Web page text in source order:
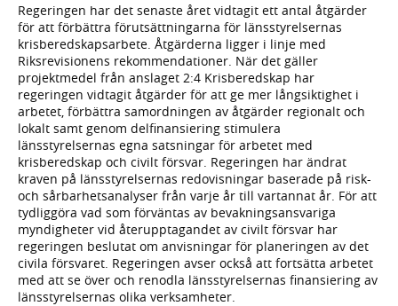
Regeringen har det senaste året vidtagit ett antal åtgärder
för att förbättra förutsättningarna för länsstyrelsernas
krisberedskapsarbete. Åtgärderna ligger i linje med
Riksrevisionens rekommendationer. När det gäller
projektmedel från anslaget 2:4 Krisberedskap har
regeringen vidtagit åtgärder för att ge mer långsiktighet i
arbetet, förbättra samordningen av åtgärder regionalt och
lokalt samt genom delfinansiering stimulera
länsstyrelsernas egna satsningar för arbetet med
krisberedskap och civilt försvar. Regeringen har ändrat
kraven på länsstyrelsernas redovisningar baserade på risk-
och sårbarhetsanalyser från varje år till vartannat år. För att
tydliggöra vad som förväntas av bevakningsansvariga
myndigheter vid återupptagandet av civilt försvar har
regeringen beslutat om anvisningar för planeringen av det
civila försvaret. Regeringen avser också att fortsätta arbetet
med att se över och renodla länsstyrelsernas finansiering av
länsstyrelsernas olika verksamheter.